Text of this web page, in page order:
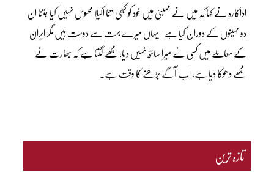
اداکارہ نے کہا کہ میں نے ممبئی میں خود کو کبھی اتنا اکیلا محسوس نہیں کیا جتنا ان
دو مہینوں کے دوران کیا ہے۔ یہاں میرے بہت سے دوست ہیں مگر ایران
کے معاملے میں کسی نے میرا ساتھ نہیں دیا، مجھے لگتا ہے کہ بھارت نے
مجھے دھوکا دیا ہے، اب آگے بڑھنے کا وقت ہے۔
تازہ ترین